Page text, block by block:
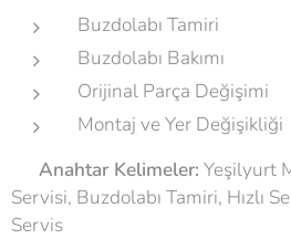
Buzdolabı Tamiri
Buzdolabı Bakımı
Orijinal Parça Değişimi
Montaj ve Yer Değişikliği
Anahtar Kelimeler: Yeşilyurt
Servisi, Buzdolabı Tamiri, Hızlı
Servis